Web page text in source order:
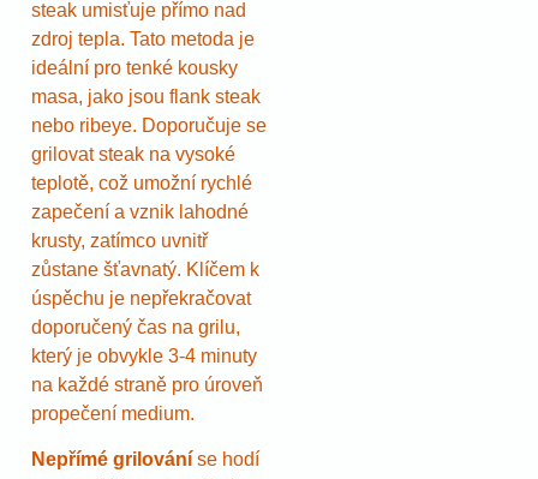
steak umisťuje přímo nad
zdroj tepla. Tato metoda je
ideální pro tenké kousky
masa, jako jsou flank steak
nebo ribeye. Doporučuje se
grilovat steak na vysoké
teplotě, což umožní rychlé
zapečení a vznik lahodné
krusty, zatímco uvnitř
zůstane šťavnatý. Klíčem k
úspěchu je nepřekračovat
doporučený čas na grilu,
který je obvykle 3-4 minuty
na každé straně pro úroveň
propečení medium.
Nepřímé grilování se hodí